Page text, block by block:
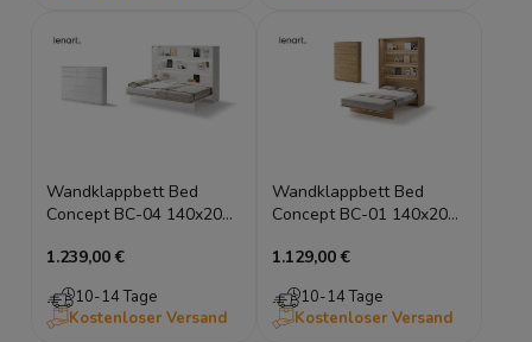
Wandklappbett Bed
Concept BC-04 140x200
Lenart Gästebett Weiß
Hochglanz
1.239,00 €
10-14 Tage
Kostenloser Versand
Wandklappbett Bed
Concept BC-01 140x200
Lenart Gästebett Eiche
Artisan
1.129,00 €
10-14 Tage
Kostenloser Versand